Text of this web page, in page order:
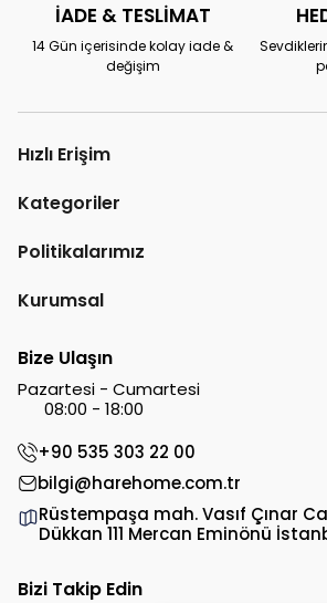
İADE & TESLİMAT
14 Gün içerisinde kolay iade &
değişim
Hızlı Erişim
Kategoriler
Politikalarımız
Kurumsal
Bize Ulaşın
Pazartesi - Cumartesi
08:00 - 18:00
+90 535 303 22 00
bilgi@harehome.com.tr
Rüstempaşa mah. Vasıf Çınar
Dükkan 111 Mercan Eminönü
Bizi Takip Edin